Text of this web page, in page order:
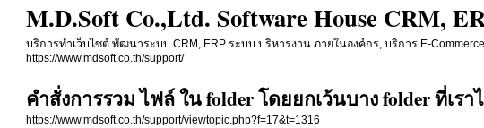
M.D.Soft Co.,Ltd. Software House CRM,
บริการทำเว็บไซต์ พัฒนาระบบ CRM, ERP ระบบ บริหารงาน ภายในองค์กร, บริการ E-
https://www.mdsoft.co.th/support/
คำสั่งการรวม ไฟล์ ใน folder โดยยกเว้นบาง folder ที่เรา
https://www.mdsoft.co.th/support/viewtopic.php?f=17&t=1316